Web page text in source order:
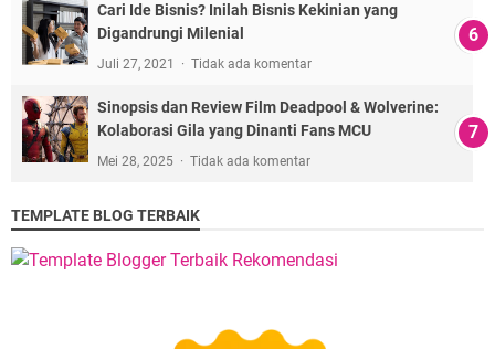
Cari Ide Bisnis? Inilah Bisnis Kekinian yang
Digandrungi Milenial
Juli 27, 2021 Tidak ada komentar
Sinopsis dan Review Film Deadpool & Wolverine:
Kolaborasi Gila yang Dinanti Fans MCU
Mei 28, 2025 Tidak ada komentar
TEMPLATE BLOG TERBAIK